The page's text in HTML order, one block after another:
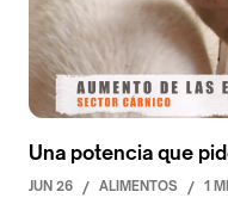
Una potencia que
JUN 26 / ALIMENTOS / 1